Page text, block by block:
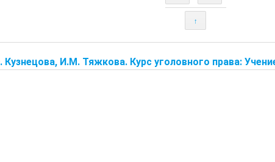
↑
Кузнецова, И.М. Тяжкова. Курс уголовного права: